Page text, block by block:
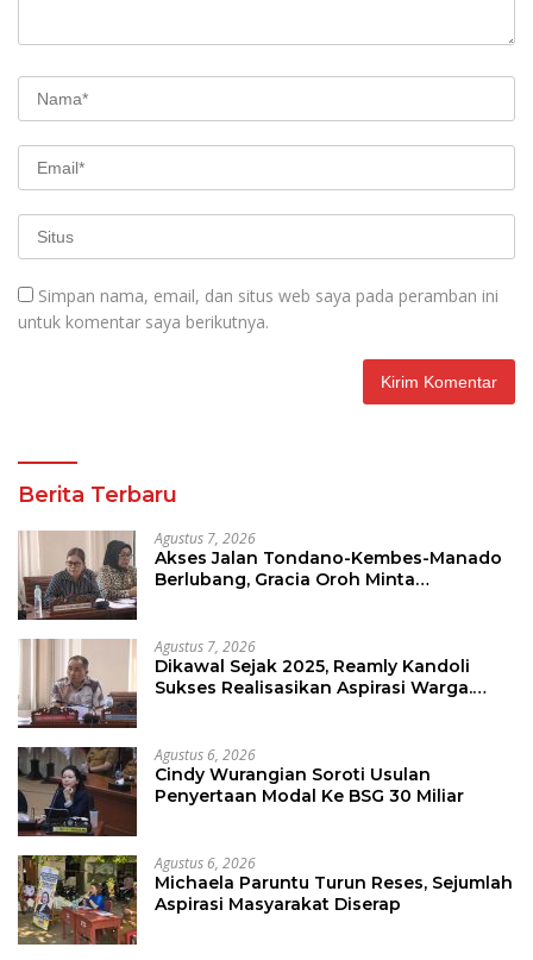
Simpan nama, email, dan situs web saya pada peramban ini
untuk komentar saya berikutnya.
Berita Terbaru
Agustus 7, 2026
Akses Jalan Tondano-Kembes-Manado
Berlubang, Gracia Oroh Minta
Agustus 7, 2026
Dikawal Sejak 2025, Reamly Kandoli
Sukses Realisasikan Aspirasi Warga.
Agustus 6, 2026
Cindy Wurangian Soroti Usulan
Penyertaan Modal Ke BSG 30 Miliar
Agustus 6, 2026
Michaela Paruntu Turun Reses, Sejumlah
Aspirasi Masyarakat Diserap